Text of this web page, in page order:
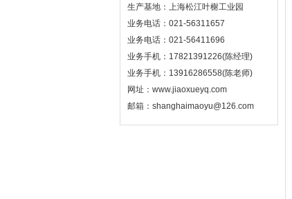
生产基地：上海松江叶榭工业园
业务电话：021-56311657
业务电话：021-56411696
业务手机：17821391226(陈经理)
业务手机：13916286558(陈老师)
网址：www.jiaoxueyq.com
邮箱：shanghaimaoyu@126.com